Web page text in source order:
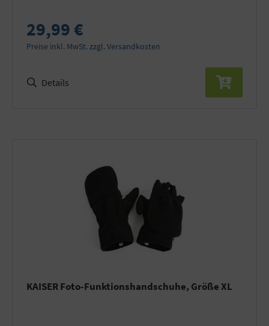
29,99 €
Preise inkl. MwSt. zzgl. Versandkosten
Details
KAISER Foto-Funktionshandschuhe, Größe XL